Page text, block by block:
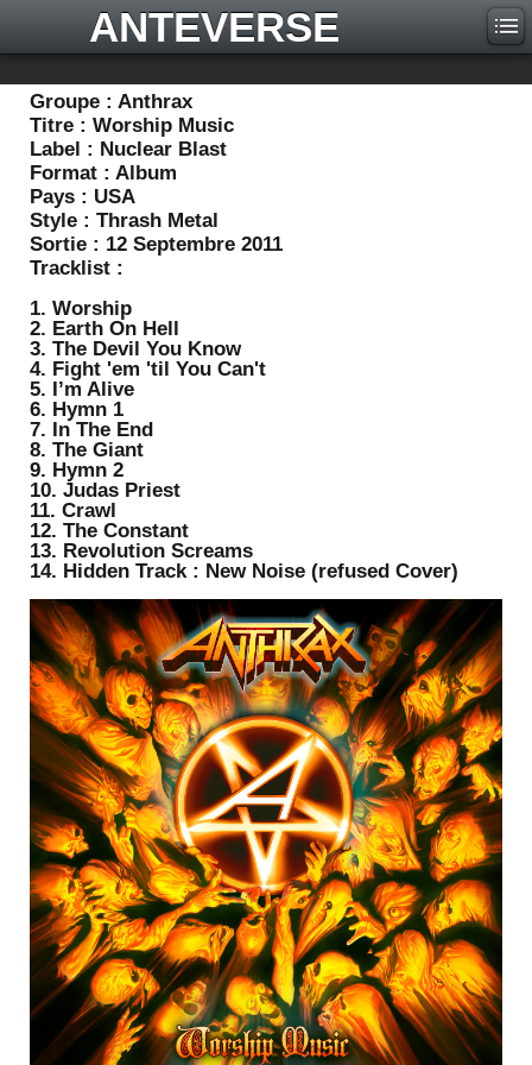
ANTEVERSE
Groupe : Anthrax
Titre : Worship Music
Label : Nuclear Blast
Format : Album
Pays : USA
Style : Thrash Metal
Sortie : 12 Septembre 2011
Tracklist :
1. Worship
2. Earth On Hell
3. The Devil You Know
4. Fight 'em 'til You Can't
5. I’m Alive
6. Hymn 1
7. In The End
8. The Giant
9. Hymn 2
10. Judas Priest
11. Crawl
12. The Constant
13. Revolution Screams
14. Hidden Track : New Noise (refused Cover)